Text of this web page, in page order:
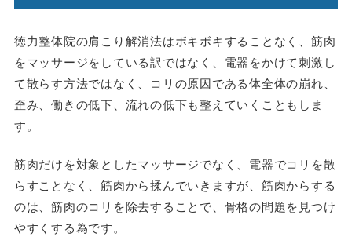
徳力整体院の肩こり解消法はボキボキすることなく、筋肉
をマッサージをしている訳ではなく、電器をかけて刺激し
て散らす方法ではなく、コリの原因である体全体の崩れ、
歪み、働きの低下、流れの低下も整えていくこともしま
す。
筋肉だけを対象としたマッサージでなく、電器でコリを散
らすことなく、筋肉から揉んでいきますが、筋肉からする
のは、筋肉のコリを除去することで、骨格の問題を見つけ
やすくする為です。